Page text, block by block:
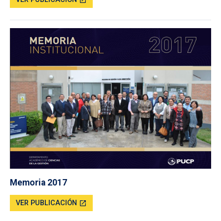
Memoria 2017
VER PUBLICACIÓN open_in_new